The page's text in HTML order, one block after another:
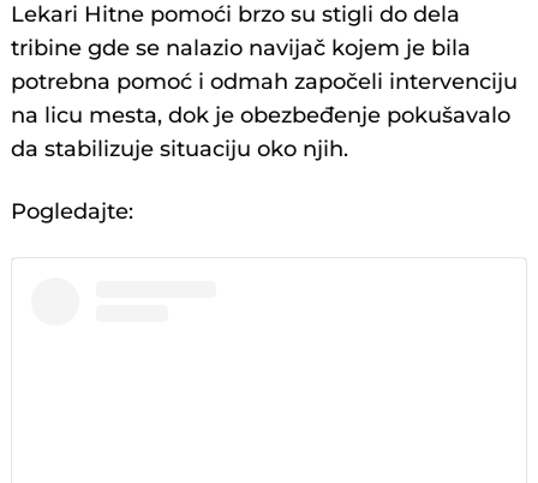
Lekari Hitne pomoći brzo su stigli do dela
tribine gde se nalazio navijač kojem je bila
potrebna pomoć i odmah započeli intervenciju
na licu mesta, dok je obezbeđenje pokušavalo
da stabilizuje situaciju oko njih.
Pogledajte: